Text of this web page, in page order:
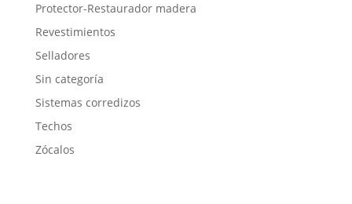
Protector-Restaurador madera
Revestimientos
Selladores
Sin categoría
Sistemas corredizos
Techos
Zócalos